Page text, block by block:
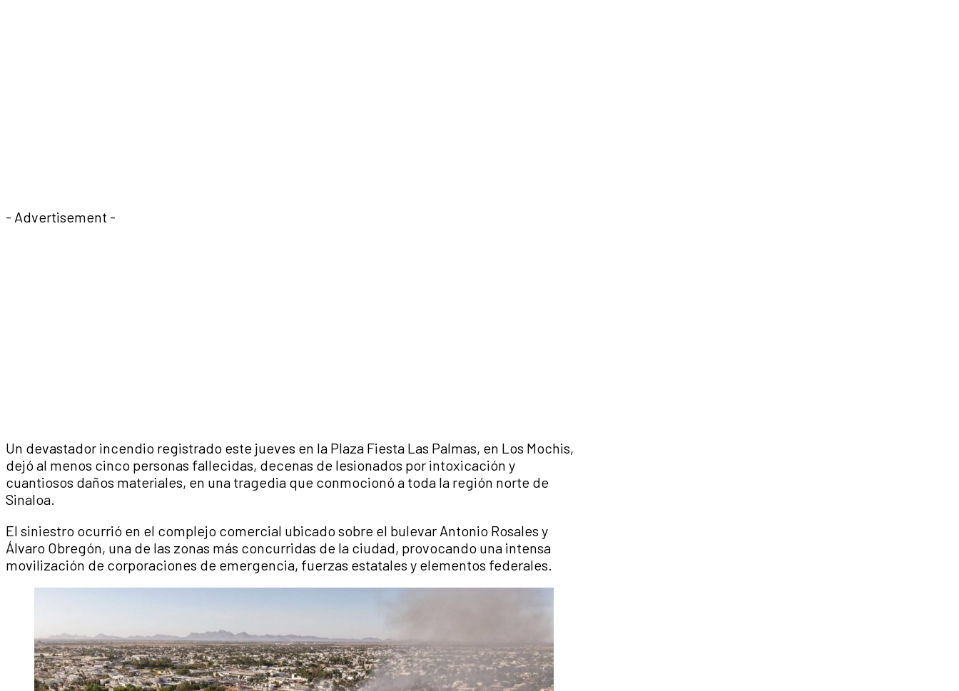
- Advertisement -
Un devastador incendio registrado este jueves en la Plaza Fiesta Las Palmas, en Los Mochis,
dejó al menos cinco personas fallecidas, decenas de lesionados por intoxicación y
cuantiosos daños materiales, en una tragedia que conmocionó a toda la región norte de
Sinaloa.
El siniestro ocurrió en el complejo comercial ubicado sobre el bulevar Antonio Rosales y
Álvaro Obregón, una de las zonas más concurridas de la ciudad, provocando una intensa
movilización de corporaciones de emergencia, fuerzas estatales y elementos federales.